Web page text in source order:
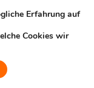
Erfahrung auf
Cookies wir